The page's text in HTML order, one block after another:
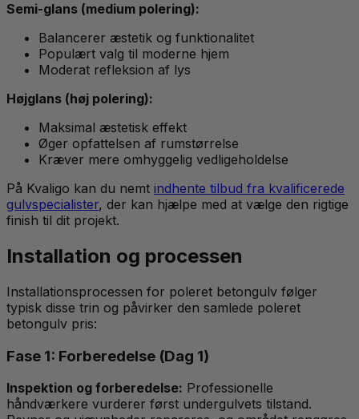
Semi-glans (medium polering):
Balancerer æstetik og funktionalitet
Populært valg til moderne hjem
Moderat refleksion af lys
Højglans (høj polering):
Maksimal æstetisk effekt
Øger opfattelsen af rumstørrelse
Kræver mere omhyggelig vedligeholdelse
På Kvaligo kan du nemt indhente tilbud fra kvalificerede
gulvspecialister, der kan hjælpe med at vælge den rigtige
finish til dit projekt.
Installation og processen
Installationsprocessen for poleret betongulv følger
typisk disse trin og påvirker den samlede poleret
betongulv pris:
Fase 1: Forberedelse (Dag 1)
Inspektion og forberedelse: Professionelle
håndværkere vurderer først undergulvets tilstand.